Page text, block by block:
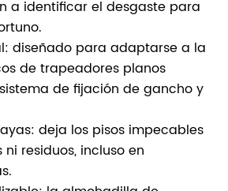
a identificar el desgaste para
diseñado para adaptarse a la
de trapeadores planos
de fijación de gancho y
deja los pisos impecables
residuos, incluso en